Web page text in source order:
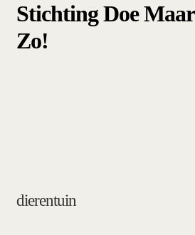
Ga
naar
Ga
de
Stichting Doe Maar
Zo!
bestellen
dierentuin